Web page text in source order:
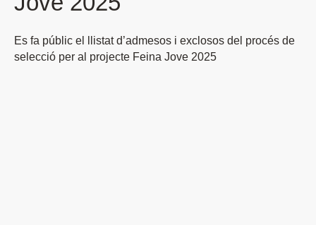
Es fa públic el llistat d’admesos i exclosos del procés de
selecció per al projecte Feina Jove 2025